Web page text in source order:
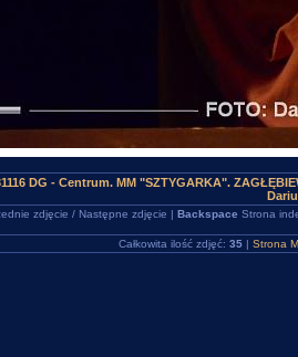
DG - Centrum. MM "SZTYGARKA".
zdjęcie / Następne zdjęcie | Backspace Strona
Całkowita ilość zdjęć: 35 | Strona